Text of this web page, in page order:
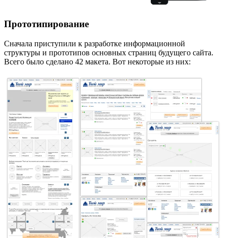
Прототипирование
Сначала приступили к разработке информационной
структуры и прототипов основных страниц будущего сайта.
Всего было сделано 42 макета. Вот некоторые из них: